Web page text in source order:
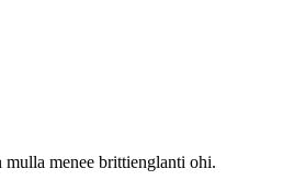
menee brittienglanti ohi.